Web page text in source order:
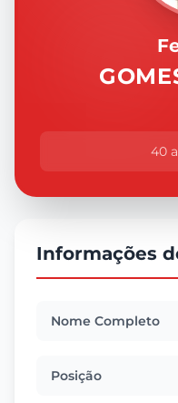
40
Informações
Nome Completo
Posição